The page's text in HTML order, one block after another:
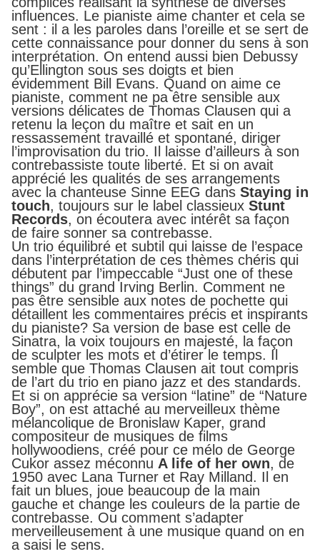
influences. Le pianiste aime chanter et cela se
sent : il a les paroles dans l’oreille et se sert de
cette connaissance pour donner du sens à son
interprétation. On entend aussi bien Debussy
qu’Ellington sous ses doigts et bien
évidemment Bill Evans. Quand on aime ce
pianiste, comment ne pa être sensible aux
versions délicates de Thomas Clausen qui a
retenu la leçon du maître et sait en un
ressassement travaillé et spontané, diriger
l’improvisation du trio. Il laisse d’ailleurs à son
contrebassiste toute liberté. Et si on avait
apprécié les qualités de ses arrangements
avec la chanteuse Sinne EEG dans Staying in
touch, toujours sur le label classieux Stunt
Records, on écoutera avec intérêt sa façon
de faire sonner sa contrebasse.
Un trio équilibré et subtil qui laisse de l’espace
dans l’interprétation de ces thèmes chéris qui
débutent par l’impeccable “Just one of these
things” du grand Irving Berlin. Comment ne
pas être sensible aux notes de pochette qui
détaillent les commentaires précis et inspirants
du pianiste? Sa version de base est celle de
Sinatra, la voix toujours en majesté, la façon
de sculpter les mots et d’étirer le temps. Il
semble que Thomas Clausen ait tout compris
de l’art du trio en piano jazz et des standards.
Et si on apprécie sa version “latine” de “Nature
Boy”, on est attaché au merveilleux thème
mélancolique de Bronislaw Kaper, grand
compositeur de musiques de films
hollywoodiens, créé pour ce mélo de George
Cukor assez méconnu A life of her own, de
1950 avec Lana Turner et Ray Milland. Il en
fait un blues, joue beaucoup de la main
gauche et change les couleurs de la partie de
contrebasse. Ou comment s’adapter
merveilleusement à une musique quand on en
a saisi le sens.